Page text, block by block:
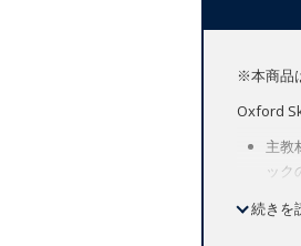
※本商品
Oxford
主教
ック
教材
続きを